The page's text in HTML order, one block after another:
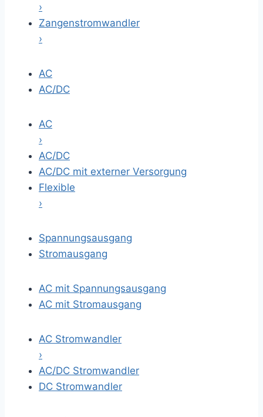
›
Zangenstromwandler
›
AC
AC/DC
AC
›
AC/DC
AC/DC mit externer Versorgung
Flexible
›
Spannungsausgang
Stromausgang
AC mit Spannungsausgang
AC mit Stromausgang
AC Stromwandler
›
AC/DC Stromwandler
DC Stromwandler